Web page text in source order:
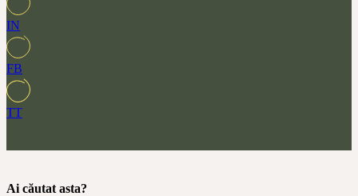
IN
FB
TT
Ai căutat asta?